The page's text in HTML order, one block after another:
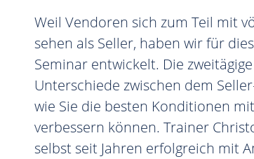
Weil Vendoren sich zum Teil mit
sehen als Seller, haben wir für
Seminar entwickelt. Die
Unterschiede zwischen dem
wie Sie die besten Konditionen
verbessern können. Trainer
selbst seit Jahren erfolgreich mit